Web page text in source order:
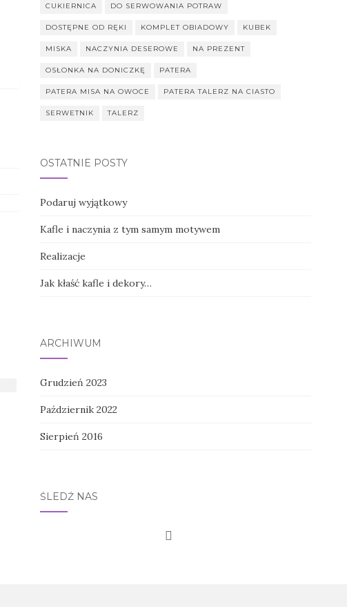
CUKIERNICA DO SERWOWANIA POTRAW
DOSTĘPNE OD RĘKI KOMPLET OBIADOWY KUBEK
MISKA NACZYNIA DESEROWE NA PREZENT
OSŁONKA NA DONICZKĘ PATERA
PATERA MISA NA OWOCE PATERA TALERZ NA CIASTO
SERWETNIK TALERZ
OSTATNIE POSTY
Podaruj wyjątkowy
Kafle i naczynia z tym samym motywem
Realizacje
Jak kłaść kafle i dekory…
ARCHIWUM
Grudzień 2023
Październik 2022
Sierpień 2016
ŚLEDŹ NAS